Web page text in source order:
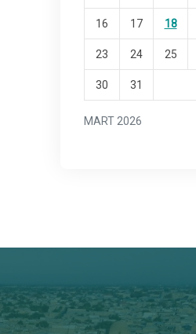
MART 2026
16 17 18
23 24 25
30 31